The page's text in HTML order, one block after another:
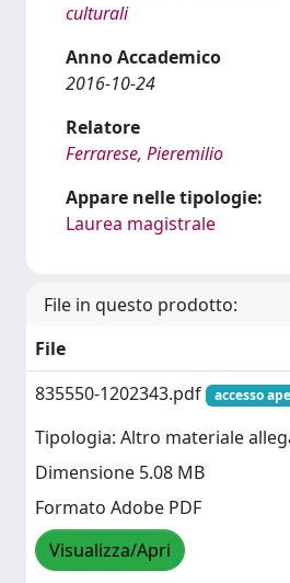
culturali
Anno Accademico
2016-10-24
Relatore
Ferrarese, Pieremilio
Appare nelle tipologie:
Laurea magistrale
File in questo prodotto:
File
835550-1202343.pdf
accesso
Tipologia: Altro materiale
Dimensione 5.08 MB
Formato Adobe PDF
Visualizza/Apri